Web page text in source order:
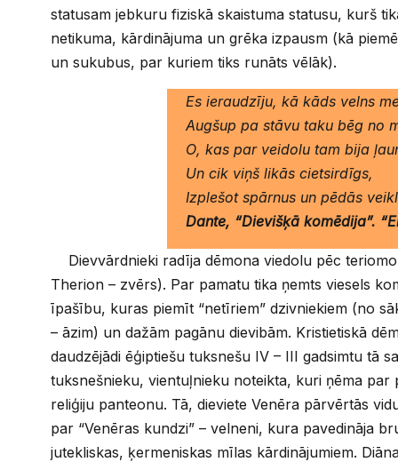
statusam jebkuru fiziskā skaistuma statusu, kurš
netikuma, kārdinājuma un grēka izpausm (kā
un sukubus, par kuriem tiks runāts vēlāk).
Es ieraudzīju, kā kāds velns
Augšup pa stāvu taku bēg no
О, kas par veidolu tam bija
Un cik viņš likās cietsirdīgs,
Izplešot spārnus un pēdās
Dante, “Dievišķā komēdija”.
Dievvārdnieki radīja dēmona viedolu pēc
Therion – zvērs). Par pamatu tika ņemts viesels
īpašību, kuras piemīt “netīriem” dzivniekiem (no
– āzim) un dažām pagānu dievibām. Kristietiskā
daudzējādi ēģiptiešu tuksnešu IV – III gadsimtu tā
tuksnešnieku, vientuļnieku noteikta, kuri ņēma par
reliģiju panteonu. Tā, dieviete Venēra pārvērtās
par “Venēras kundzi” – velneni, kura pavedināja
jutekliskas, ķermeniskas mīlas kārdinājumiem.